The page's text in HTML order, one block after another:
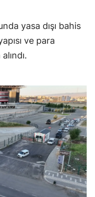
yasa dışı bahis
ve para